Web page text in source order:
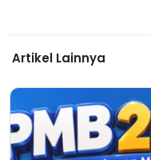
Artikel Lainnya